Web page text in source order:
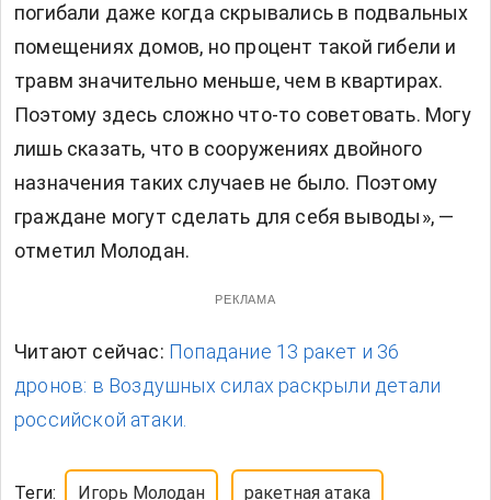
погибали даже когда скрывались в подвальных
помещениях домов, но процент такой гибели и
травм значительно меньше, чем в квартирах.
Поэтому здесь сложно что-то советовать. Могу
лишь сказать, что в сооружениях двойного
назначения таких случаев не было. Поэтому
граждане могут сделать для себя выводы», —
отметил Молодан.
РЕКЛАМА
Читают сейчас: Попадание 13 ракет и 36
дронов: в Воздушных силах раскрыли детали
российской атаки.
Теги: Игорь Молодан ракетная атака